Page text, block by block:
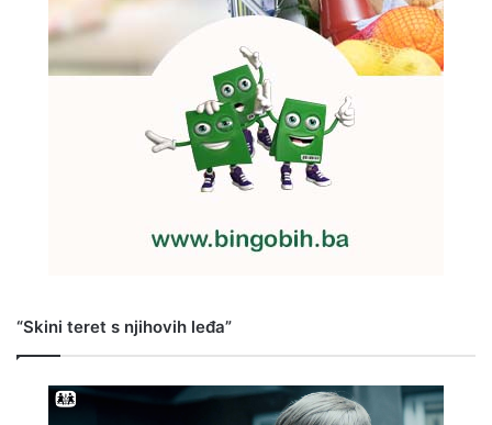
“Skini teret s njihovih leđa”